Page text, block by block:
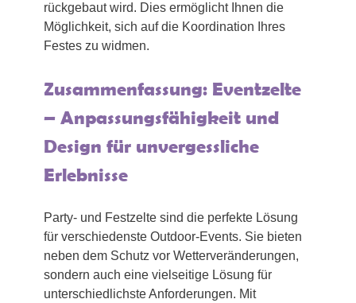
rückgebaut wird. Dies ermöglicht Ihnen die
Möglichkeit, sich auf die Koordination Ihres
Festes zu widmen.
Zusammenfassung: Eventzelte
– Anpassungsfähigkeit und
Design für unvergessliche
Erlebnisse
Party- und Festzelte sind die perfekte Lösung
für verschiedenste Outdoor-Events. Sie bieten
neben dem Schutz vor Wetterveränderungen,
sondern auch eine vielseitige Lösung für
unterschiedlichste Anforderungen. Mit